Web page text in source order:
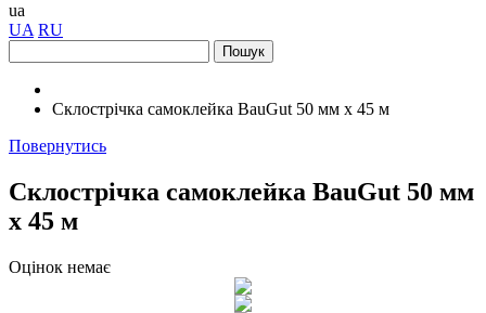
ua
UA RU
Склострічка самоклейка BauGut 50 мм x 45 м
Повернутись
Склострічка самоклейка BauGut 50 мм
x 45 м
Оцінок немає